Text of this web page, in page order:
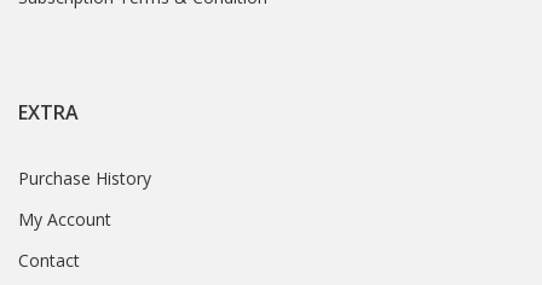
EXTRA
Purchase History
My Account
Contact